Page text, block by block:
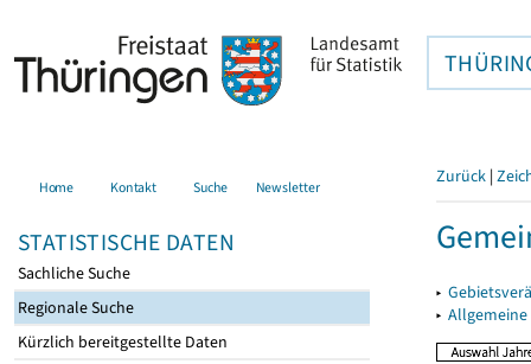
Home Kontakt Suche Newsletter
STATISTISCHE DATEN
Sachliche Suche
Regionale Suche
Kürzlich bereitgestellte Daten
Zurück |
▸
▸